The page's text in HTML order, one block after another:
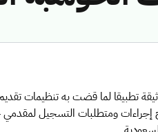
تطبيقا لما قضت به تنظيمات
إجراءات ومتطلبات التسجيل